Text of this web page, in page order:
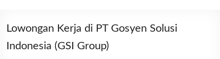
Lowongan Kerja di PT Gosyen Solusi
Indonesia (GSI Group)